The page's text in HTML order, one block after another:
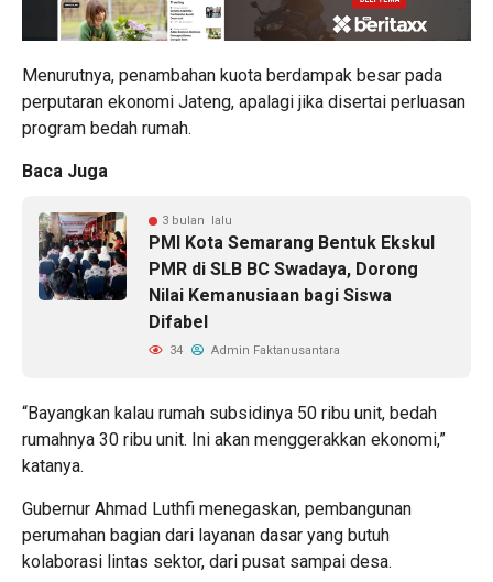
Menurutnya, penambahan kuota berdampak besar pada
perputaran ekonomi Jateng, apalagi jika disertai perluasan
program bedah rumah.
Baca Juga
3 bulan lalu
PMI Kota Semarang Bentuk Ekskul
PMR di SLB BC Swadaya, Dorong
Nilai Kemanusiaan bagi Siswa
Difabel
34 Admin Faktanusantara
“Bayangkan kalau rumah subsidinya 50 ribu unit, bedah
rumahnya 30 ribu unit. Ini akan menggerakkan ekonomi,”
katanya.
Gubernur Ahmad Luthfi menegaskan, pembangunan
perumahan bagian dari layanan dasar yang butuh
kolaborasi lintas sektor, dari pusat sampai desa.